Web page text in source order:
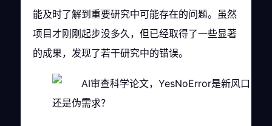
能及时了解到重要研究中可能存在的问题。虽然
项目才刚刚起步没多久，但已经取得了一些显著
的成果，发现了若干研究中的错误。